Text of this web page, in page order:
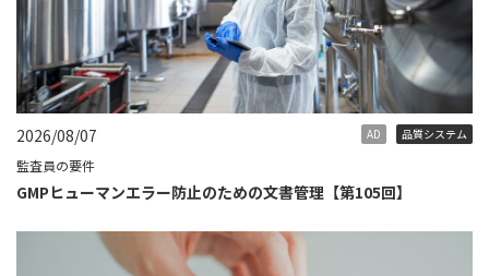
2026/08/07 AD 品質システム
監査員の要件
GMPヒューマンエラー防止のための文書管理【第105回】